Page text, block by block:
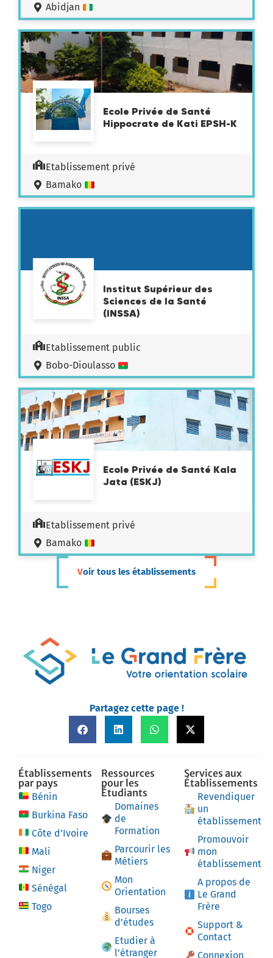
Abidjan
Ecole Privée de Santé
Hippocrate de Kati EPSH-K
Etablissement privé
Bamako
Institut Supérieur des
Sciences de la Santé
(INSSA)
Etablissement public
Bobo-Dioulasso
Ecole Privée de Santé Kala
Jata (ESKJ)
Etablissement privé
Bamako
Voir tous les établissements
Partagez cette page !
Établissements
par pays
Bénin
Burkina Faso
Côte d’Ivoire
Mali
Niger
Sénégal
Togo
Ressources
pour les
Étudiants
Domaines
de
Formation
Parcourir les
Métiers
Mon
Orientation
Bourses
d’études
Etudier à
l’étranger
Services aux
Établissements
Revendiquer
un
établissement
Promouvoir
mon
établissement
A propos de
Le Grand
Frère
Support &
Contact
Connexion